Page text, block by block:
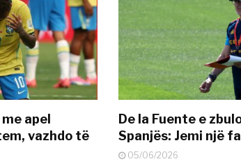
apel
vazhdo të
De la Fuente e
Spanjës: Jemi një
05/06/2026